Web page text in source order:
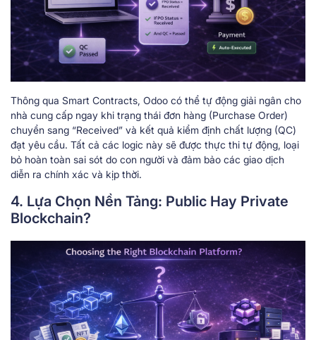
Thông qua Smart Contracts, Odoo có thể tự động giải ngân cho
nhà cung cấp ngay khi trạng thái đơn hàng (Purchase Order)
chuyển sang “Received” và kết quả kiểm định chất lượng (QC)
đạt yêu cầu. Tất cả các logic này sẽ được thực thi tự động, loại
bỏ hoàn toàn sai sót do con người và đảm bảo các giao dịch
diễn ra chính xác và kịp thời.
4. Lựa Chọn Nền Tảng: Public Hay Private
Blockchain?